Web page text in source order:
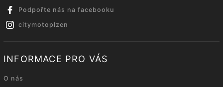
Podpořte nás na facebooku
citymotoplzen
INFORMACE PRO VÁS
O nás